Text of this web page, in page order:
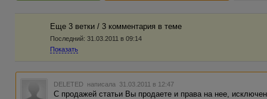
Еще 3 ветки / 3 комментария в темe
Последний: 31.03.2011 в 09:14
Показать
DELETED написала 31.03.2011 в 12:47
С продажей статьи Вы продаете и права на нее,